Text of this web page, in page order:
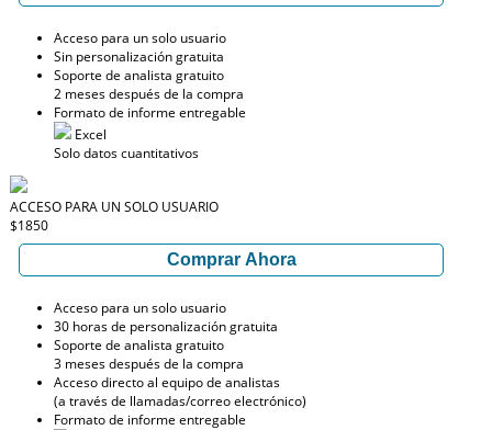
Acceso para un solo usuario
Sin personalización gratuita
Soporte de analista gratuito
2 meses después de la compra
Formato de informe entregable
Excel
Solo datos cuantitativos
ACCESO PARA UN SOLO USUARIO
$1850
Comprar Ahora
Acceso para un solo usuario
30 horas de personalización gratuita
Soporte de analista gratuito
3 meses después de la compra
Acceso directo al equipo de analistas
(a través de llamadas/correo electrónico)
Formato de informe entregable